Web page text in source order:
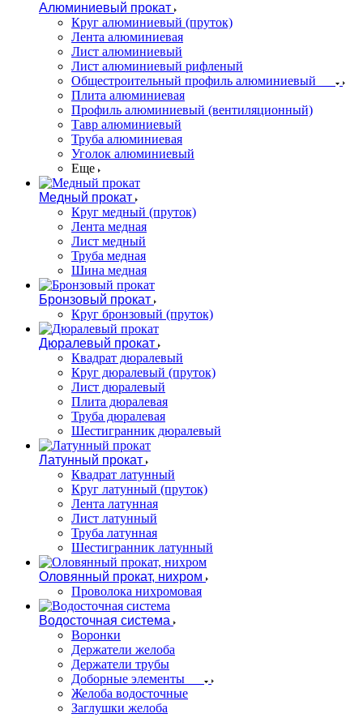
Алюминиевый прокат
Круг алюминиевый (пруток)
Лента алюминиевая
Лист алюминиевый
Лист алюминиевый рифленый
Общестроительный профиль алюминиевый
Плита алюминиевая
Профиль алюминиевый (вентиляционный)
Тавр алюминиевый
Труба алюминиевая
Уголок алюминиевый
Еще
Медный прокат
Круг медный (пруток)
Лента медная
Лист медный
Труба медная
Шина медная
Бронзовый прокат
Круг бронзовый (пруток)
Дюралевый прокат
Квадрат дюралевый
Круг дюралевый (пруток)
Лист дюралевый
Плита дюралевая
Труба дюралевая
Шестигранник дюралевый
Латунный прокат
Квадрат латунный
Круг латунный (пруток)
Лента латунная
Лист латунный
Труба латунная
Шестигранник латунный
Оловянный прокат, нихром
Проволока нихромовая
Водосточная система
Воронки
Держатели желоба
Держатели трубы
Доборные элементы
Желоба водосточные
Заглушки желоба